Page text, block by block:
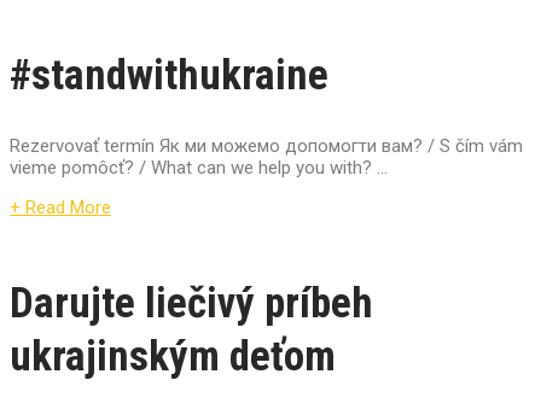
#standwithukraine
Rezervovať termín Як ми можемо допомогти вам? / S čím vám
vieme pomôcť? / What can we help you with? ...
+ Read More
Darujte liečivý príbeh
ukrajinským deťom